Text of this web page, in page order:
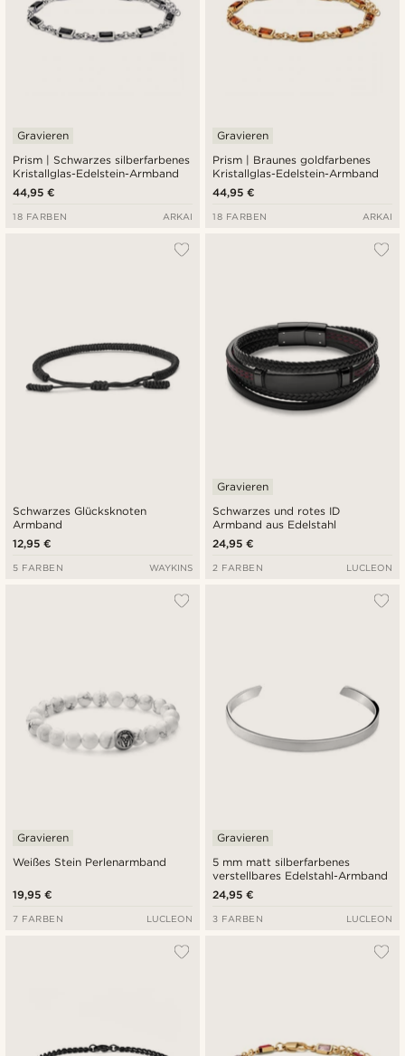
Prism | Schwarzes silberfarbenes
Kristallglas-Edelstein-Armband
Gravieren
44,95 €
18 FARBEN ARKAI
Prism | Braunes goldfarbenes
Kristallglas-Edelstein-Armband
Gravieren
44,95 €
18 FARBEN ARKAI
Schwarzes Glücksknoten
Armband
12,95 €
5 FARBEN WAYKINS
Schwarzes und rotes ID
Armband aus Edelstahl
Gravieren
24,95 €
2 FARBEN LUCLEON
Weißes Stein Perlenarmband
Gravieren
19,95 €
7 FARBEN LUCLEON
5 mm matt silberfarbenes
verstellbares Edelstahl-Armband
Gravieren
24,95 €
3 FARBEN LUCLEON